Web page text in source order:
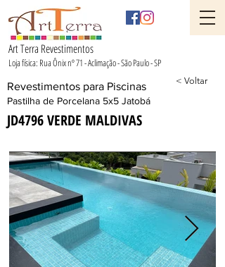
Art Terra Revestimentos
Loja física: Rua Ônix nº 71 - Aclimação - São Paulo - SP
Revestimentos para Piscinas < Voltar
Pastilha de Porcelana 5x5 Jatobá
JD4796 VERDE MALDIVAS